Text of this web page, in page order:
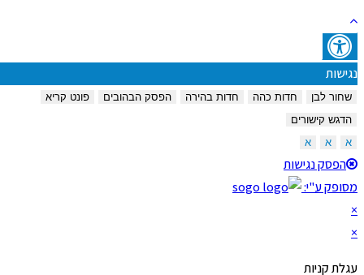
נגישות
שחור לבן חדות כהה חדות בהירה הפסק הבהובים
פונט קריא
הדגש קישורים
הפסק נגישות
מסופק ע"י:
עגלת קניות